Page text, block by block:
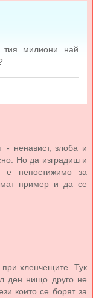
тия милиони най
- ненавист, злоба и
Но да изградиш и
непостижимо за
пример и да се
хленчещите. Тук
ден нищо друго не
които се борят за